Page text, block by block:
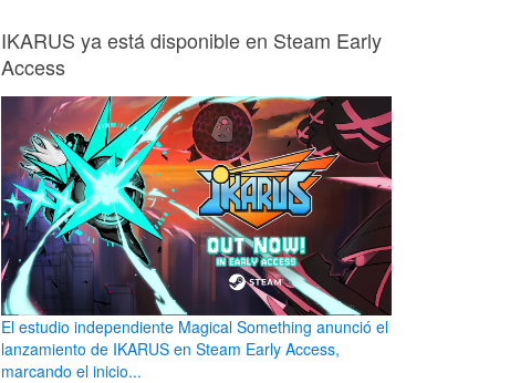
IKARUS ya está disponible en Steam Early
Access
El estudio independiente Magical Something anunció el
lanzamiento de IKARUS en Steam Early Access,
marcando el inicio...